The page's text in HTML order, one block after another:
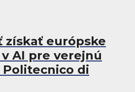
získať európske
AI pre verejnú
Politecnico di